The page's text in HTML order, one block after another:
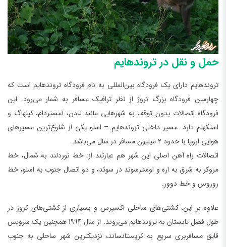
حمل و نقل در تروندهایم
تروندهایم دارای یک فرودگاه بین‌المللی به نام فرودگاه تروندهایم است که
چهارمین فرودگاه بزرگ نروژ از نظر ترافیک مسافر به شمار می‌رود. این
فرودگاه اتصالات بدون توقف به شهرهایی مانند لندن، آمستردام، کپنهاگ و
استکهلم دارد. مسیر داخلی تروندهایم – اسلو یکی از شلوغ‌ترین مسیرهای
هوایی اروپا با حدود 2 میلیون مسافر در سال می‌باشد.
اتصالات راه آهن اصلی این شهر هم عبارتند از: خط نوردلند به شمال، خط
مروکر به شرق به اره و اوسترسوند در سوئد، و دو اتصال جنوب به اسلو، خط
روروس و خط دوور.
علاوه بر این، کشتی‌های ساحلی اکسپرس و بسیاری از کشتی‌های کروز در
طول فصل تابستان به تروندهایم می‌روند. از سال 1994 همچنین یک سرویس
قایق مسافربری سریع به کریستانساند، نزدیکترین شهر ساحلی به جنوب